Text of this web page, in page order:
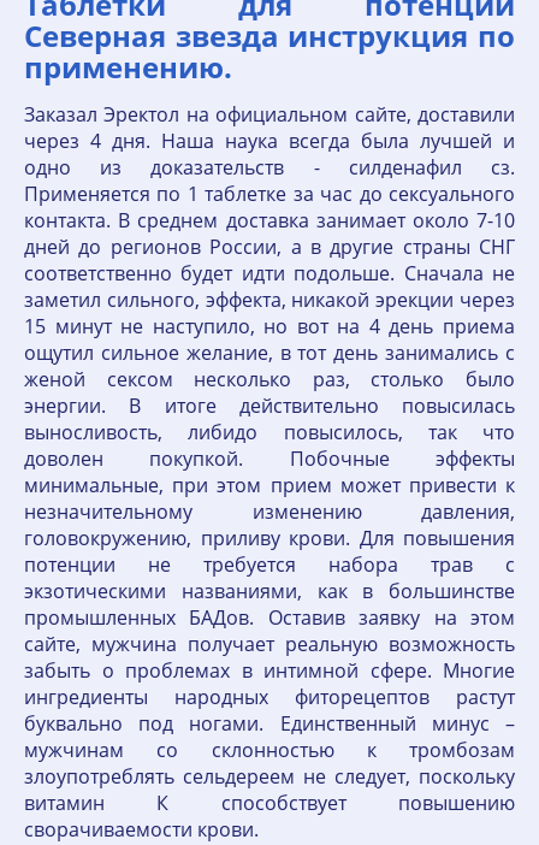
Северная звезда инструкция по
применению.
Заказал Эректол на официальном сайте, доставили
через 4 дня. Наша наука всегда была лучшей и
одно из доказательств - силденафил сз.
Применяется по 1 таблетке за час до сексуального
контакта. В среднем доставка занимает около 7-10
дней до регионов России, а в другие страны СНГ
соответственно будет идти подольше. Сначала не
заметил сильного, эффекта, никакой эрекции через
15 минут не наступило, но вот на 4 день приема
ощутил сильное желание, в тот день занимались с
женой сексом несколько раз, столько было
энергии. В итоге действительно повысилась
выносливость, либидо повысилось, так что
доволен покупкой. Побочные эффекты
минимальные, при этом прием может привести к
незначительному изменению давления,
головокружению, приливу крови. Для повышения
потенции не требуется набора трав с
экзотическими названиями, как в большинстве
промышленных БАДов. Оставив заявку на этом
сайте, мужчина получает реальную возможность
забыть о проблемах в интимной сфере. Многие
ингредиенты народных фиторецептов растут
буквально под ногами. Единственный минус –
мужчинам со склонностью к тромбозам
злоупотреблять сельдереем не следует, поскольку
витамин К способствует повышению
сворачиваемости крови.